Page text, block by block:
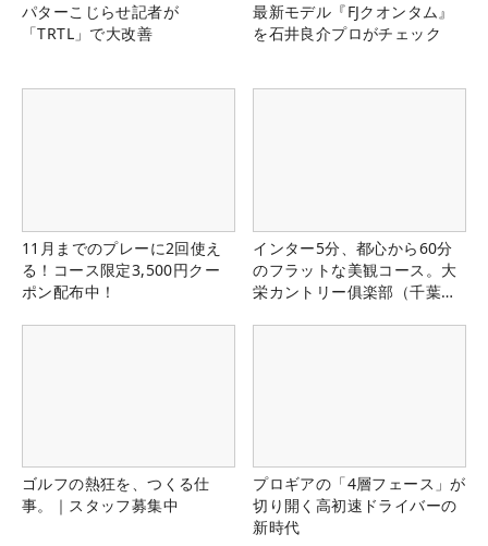
パターこじらせ記者が
「TRTL」で大改善
最新モデル『FJクオンタム』
を石井良介プロがチェック
11月までのプレーに2回使え
る！コース限定3,500円クー
ポン配布中！
インター5分、都心から60分
のフラットな美観コース。大
栄カントリー俱楽部（千葉
ゴルフの熱狂を、つくる仕
事。｜スタッフ募集中
プロギアの「4層フェース」が
切り開く高初速ドライバーの
新時代